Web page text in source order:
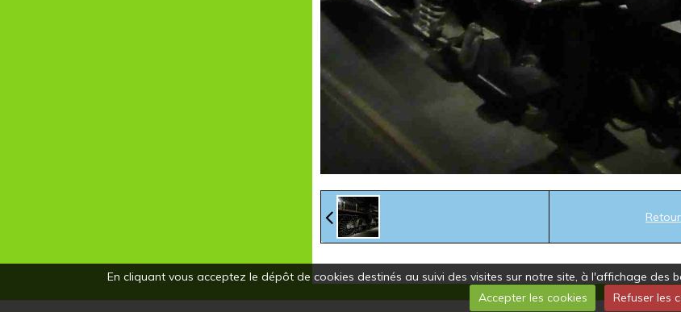
Retour
En cliquant vous acceptez le dépôt de cookies destinés au suivi des visites sur notre site, à l'affichage
Accepter les cookies
Refuser les